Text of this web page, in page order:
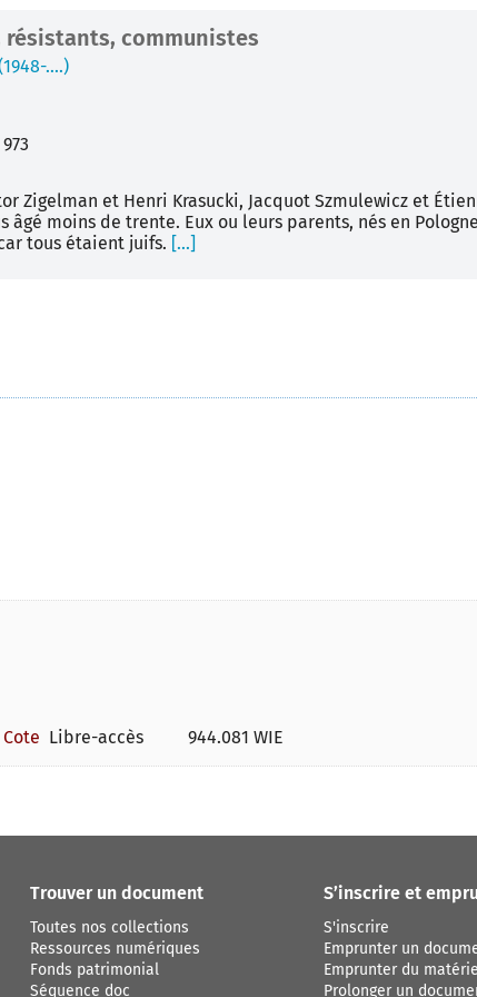
communistes
....)
Zigelman et Henri Krasucki, Jacquot Szmulewicz et
âgé moins de trente. Eux ou leurs parents, nés en
tous étaient juifs. [...]
Cote Libre-accès
         944.081 WIE
Trouver un document
Toutes nos collections
Ressources numériques
Fonds patrimonial
Séquence doc
S’inscrire et
S'inscrire
Emprunter un
Emprunter du
Prolonger un